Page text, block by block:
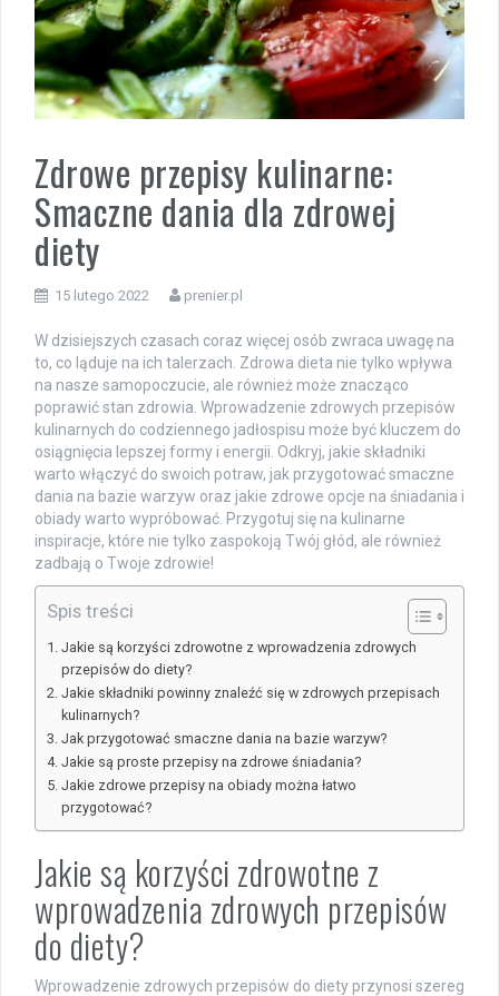
Zdrowe przepisy kulinarne:
Smaczne dania dla zdrowej
diety
15 lutego 2022 prenier.pl
W dzisiejszych czasach coraz więcej osób zwraca uwagę na
to, co ląduje na ich talerzach. Zdrowa dieta nie tylko wpływa
na nasze samopoczucie, ale również może znacząco
poprawić stan zdrowia. Wprowadzenie zdrowych przepisów
kulinarnych do codziennego jadłospisu może być kluczem do
osiągnięcia lepszej formy i energii. Odkryj, jakie składniki
warto włączyć do swoich potraw, jak przygotować smaczne
dania na bazie warzyw oraz jakie zdrowe opcje na śniadania i
obiady warto wypróbować. Przygotuj się na kulinarne
inspiracje, które nie tylko zaspokoją Twój głód, ale również
zadbają o Twoje zdrowie!
Spis treści
Jakie są korzyści zdrowotne z wprowadzenia zdrowych
przepisów do diety?
Jakie składniki powinny znaleźć się w zdrowych przepisach
kulinarnych?
Jak przygotować smaczne dania na bazie warzyw?
Jakie są proste przepisy na zdrowe śniadania?
Jakie zdrowe przepisy na obiady można łatwo
przygotować?
Jakie są korzyści zdrowotne z
wprowadzenia zdrowych przepisów
do diety?
Wprowadzenie zdrowych przepisów do diety przynosi szereg